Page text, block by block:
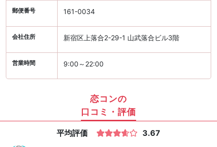
郵便番号 161-0034
会社住所 新宿区上落合2-29-1 山武落合ビル3階
営業時間 9:00～22:00
恋コンの
口コミ・評価
平均評価 3.67